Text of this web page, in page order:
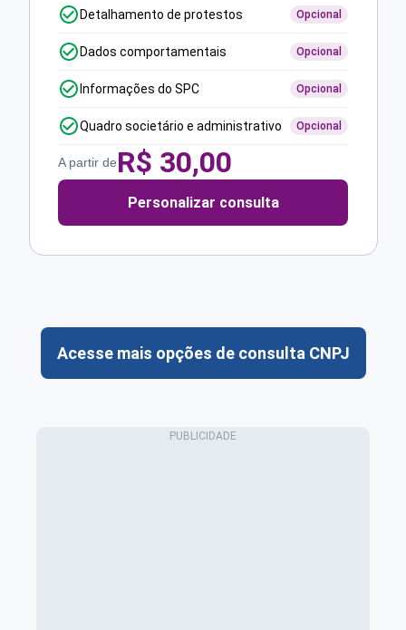
Detalhamento de protestos Opcional
Dados comportamentais Opcional
Informações do SPC Opcional
Quadro societário e administrativo Opcional
A partir deR$ 30,00
Personalizar consulta
Acesse mais opções de consulta CNPJ